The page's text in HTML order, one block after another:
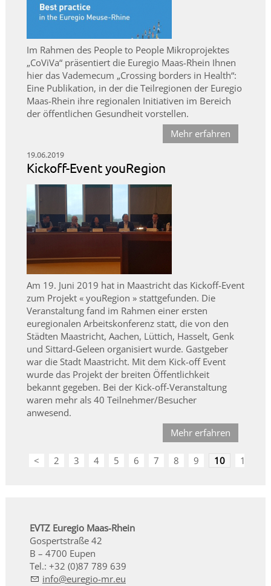
Im Rahmen des People to People Mikroprojektes
„CoViVa“ präsentiert die Euregio Maas-Rhein Ihnen
hier das Vademecum „Crossing borders in Health“:
Eine Publikation, in der die Teilregionen der Euregio
Maas-Rhein ihre regionalen Initiativen im Bereich
der öffentlichen Gesundheit vorstellen.
Mehr erfahren
19.06.2019
Kickoff-Event youRegion
Am 19. Juni 2019 hat in Maastricht das Kickoff-Event
zum Projekt « youRegion » stattgefunden. Die
Veranstaltung fand im Rahmen einer ersten
euregionalen Arbeitskonferenz statt, die von den
Städten Maastricht, Aachen, Lüttich, Hasselt, Genk
und Sittard-Geleen organisiert wurde. Gastgeber
war die Stadt Maastricht. Mit dem Kick-off Event
wurde das Projekt der breiten Öffentlichkeit
bekannt gegeben. Bei der Kick-off-Veranstaltung
waren mehr als 40 Teilnehmer/Besucher
anwesend.
Mehr erfahren
< 2 3 4 5 6 7 8 9 10 11
EVTZ Euregio Maas-Rhein
Gospertstraße 42
B – 4700 Eupen
Tel.: +32 (0)87 789 639
nf
r g -mr